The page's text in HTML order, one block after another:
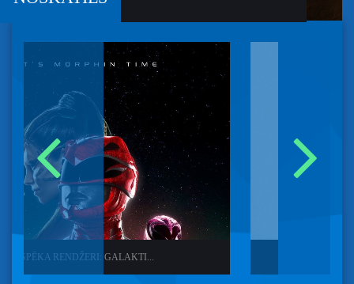
SPĒKA RENDŽERI: GALAKTI...